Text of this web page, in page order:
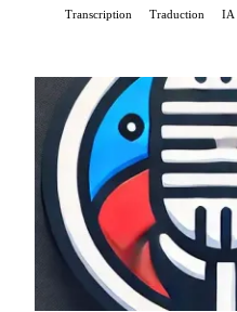
Transcription Traduction IA